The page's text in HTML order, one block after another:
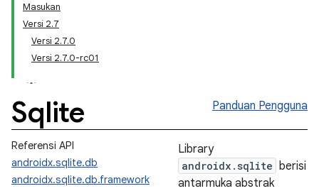
Masukan
Versi 2.7
Versi 2.7.0
Versi 2.7.0-rc01
Sqlite Panduan Pengguna
Referensi API
androidx.sqlite.db
androidx.sqlite.db.framework
Library
androidx.sqlite berisi
antarmuka abstrak